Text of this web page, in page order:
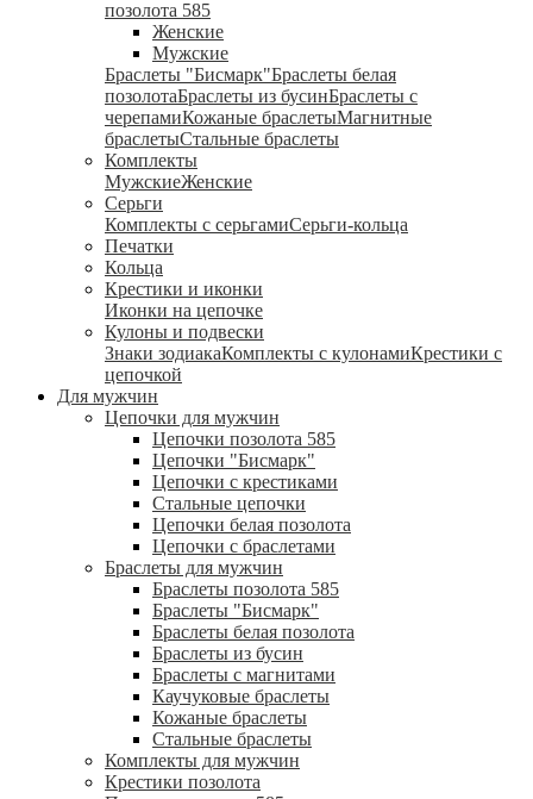
позолота 585
Женские
Мужские
Браслеты "Бисмарк"Браслеты белая
позолотаБраслеты из бусинБраслеты с
черепамиКожаные браслетыМагнитные
браслетыСтальные браслеты
Комплекты
МужскиеЖенские
Серьги
Комплекты с серьгамиСерьги-кольца
Печатки
Кольца
Крестики и иконки
Иконки на цепочке
Кулоны и подвески
Знаки зодиакаКомплекты с кулонамиКрестики с
цепочкой
Для мужчин
Цепочки для мужчин
Цепочки позолота 585
Цепочки "Бисмарк"
Цепочки с крестиками
Стальные цепочки
Цепочки белая позолота
Цепочки с браслетами
Браслеты для мужчин
Браслеты позолота 585
Браслеты "Бисмарк"
Браслеты белая позолота
Браслеты из бусин
Браслеты с магнитами
Каучуковые браслеты
Кожаные браслеты
Стальные браслеты
Комплекты для мужчин
Крестики позолота